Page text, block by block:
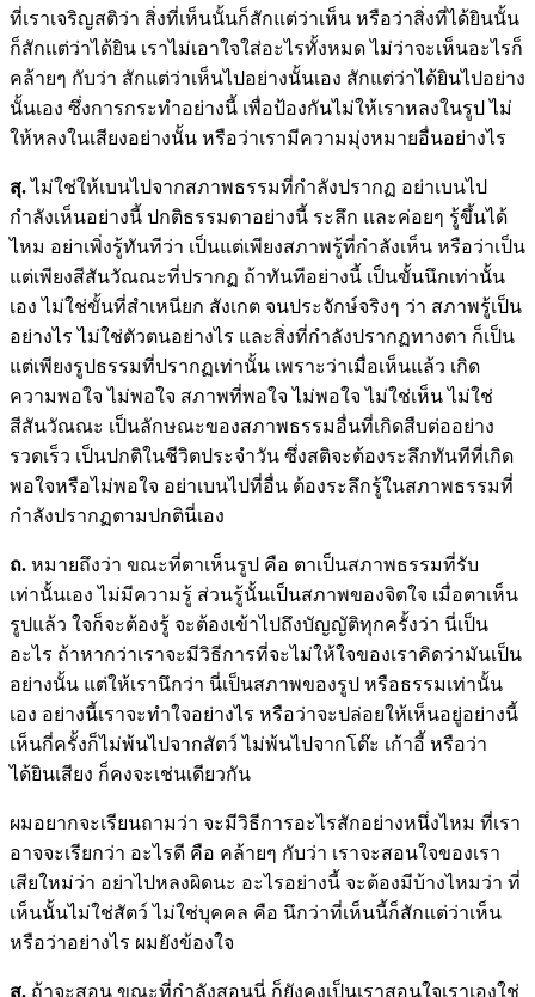
ที่เราเจริญสติว่า สิ่งที่เห็นนั้นก็สักแต่ว่าเห็น หรือว่าสิ่งที่ได้ยินนั้น
ก็สักแต่ว่าได้ยิน เราไม่เอาใจใส่อะไรทั้งหมด ไม่ว่าจะเห็นอะไรก็
คล้ายๆ กับว่า สักแต่ว่าเห็นไปอย่างนั้นเอง สักแต่ว่าได้ยินไปอย่าง
นั้นเอง ซึ่งการกระทำอย่างนี้ เพื่อป้องกันไม่ให้เราหลงในรูป ไม่
ให้หลงในเสียงอย่างนั้น หรือว่าเรามีความมุ่งหมายอื่นอย่างไร
สุ.ไม่ใช่ให้เบนไปจากสภาพธรรมที่กำลังปรากฏ อย่าเบนไป
กำลังเห็นอย่างนี้ ปกติธรรมดาอย่างนี้ ระลึก และค่อยๆ รู้ขึ้นได้
ไหม อย่าเพิ่งรู้ทันทีว่า เป็นแต่เพียงสภาพรู้ที่กำลังเห็น หรือว่าเป็น
แต่เพียงสีสันวัณณะที่ปรากฏ ถ้าทันทีอย่างนี้ เป็นขั้นนึกเท่านั้น
เอง ไม่ใช่ขั้นที่สำเหนียก สังเกต จนประจักษ์จริงๆ ว่า สภาพรู้เป็น
อย่างไร ไม่ใช่ตัวตนอย่างไร และสิ่งที่กำลังปรากฏทางตา ก็เป็น
แต่เพียงรูปธรรมที่ปรากฏเท่านั้น เพราะว่าเมื่อเห็นแล้ว เกิด
ความพอใจ ไม่พอใจ สภาพที่พอใจ ไม่พอใจ ไม่ใช่เห็น ไม่ใช่
สีสันวัณณะ เป็นลักษณะของสภาพธรรมอื่นที่เกิดสืบต่ออย่าง
รวดเร็ว เป็นปกติในชีวิตประจำวัน ซึ่งสติจะต้องระลึกทันทีที่เกิด
พอใจหรือไม่พอใจ อย่าเบนไปที่อื่น ต้องระลึกรู้ในสภาพธรรมที่
กำลังปรากฏตามปกตินี่เอง
ถ. หมายถึงว่า ขณะที่ตาเห็นรูป คือ ตาเป็นสภาพธรรมที่รับ
เท่านั้นเอง ไม่มีความรู้ ส่วนรู้นั้นเป็นสภาพของจิตใจ เมื่อตาเห็น
รูปแล้ว ใจก็จะต้องรู้ จะต้องเข้าไปถึงบัญญัติทุกครั้งว่า นี่เป็น
อะไร ถ้าหากว่าเราจะมีวิธีการที่จะไม่ให้ใจของเราคิดว่ามันเป็น
อย่างนั้น แต่ให้เรานึกว่า นี่เป็นสภาพของรูป หรือธรรมเท่านั้น
เอง อย่างนี้เราจะทำใจอย่างไร หรือว่าจะปล่อยให้เห็นอยู่อย่างนี้
เห็นกี่ครั้งก็ไม่พ้นไปจากสัตว์ ไม่พ้นไปจากโต๊ะ เก้าอี้ หรือว่า
ได้ยินเสียง ก็คงจะเช่นเดียวกัน
ผมอยากจะเรียนถามว่า จะมีวิธีการอะไรสักอย่างหนึ่งไหม ที่เรา
อาจจะเรียกว่า อะไรดี คือ คล้ายๆ กับว่า เราจะสอนใจของเรา
เสียใหม่ว่า อย่าไปหลงผิดนะ อะไรอย่างนี้ จะต้องมีบ้างไหมว่า ที่
เห็นนั้นไม่ใช่สัตว์ ไม่ใช่บุคคล คือ นึกว่าที่เห็นนี้ก็สักแต่ว่าเห็น
หรือว่าอย่างไร ผมยังข้องใจ
สุ. ถ้าจะสอน ขณะที่กำลังสอนนี่ ก็ยังคงเป็นเราสอนใจเราเองใช่